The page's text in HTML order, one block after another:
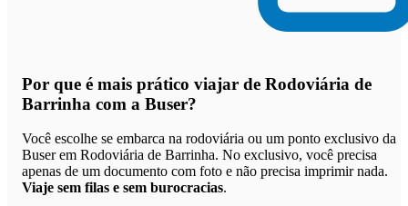
Por que é mais prático viajar de Rodoviária de
Barrinha com a Buser?
Você escolhe se embarca na rodoviária ou um ponto exclusivo da
Buser em Rodoviária de Barrinha. No exclusivo, você precisa
apenas de um documento com foto e não precisa imprimir nada.
Viaje sem filas e sem burocracias.